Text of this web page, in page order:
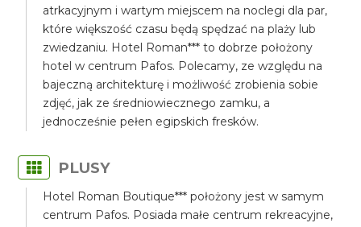
atrkacyjnym i wartym miejscem na noclegi dla par,
które większość czasu będą spędzać na plaży lub
zwiedzaniu. Hotel Roman*** to dobrze położony
hotel w centrum Pafos. Polecamy, ze względu na
bajeczną architekturę i możliwość zrobienia sobie
zdjęć, jak ze średniowiecznego zamku, a
jednocześnie pełen egipskich fresków.
PLUSY
Hotel Roman Boutique*** położony jest w samym
centrum Pafos. Posiada małe centrum rekreacyjne,